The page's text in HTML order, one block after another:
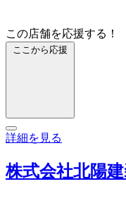
この店舗を応援する！
ここから応援
詳細を見る
株式会社北陽